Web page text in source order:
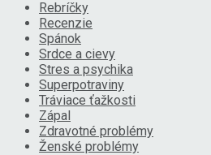
Rebríčky
Recenzie
Spánok
Srdce a cievy
Stres a psychika
Superpotraviny
Tráviace ťažkosti
Zápal
Zdravotné problémy
Ženské problémy